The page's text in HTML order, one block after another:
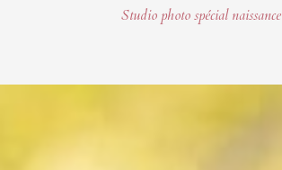
Studio photo spécial naissance